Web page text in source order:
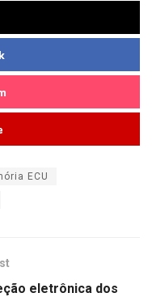
ECU
eletrônica dos